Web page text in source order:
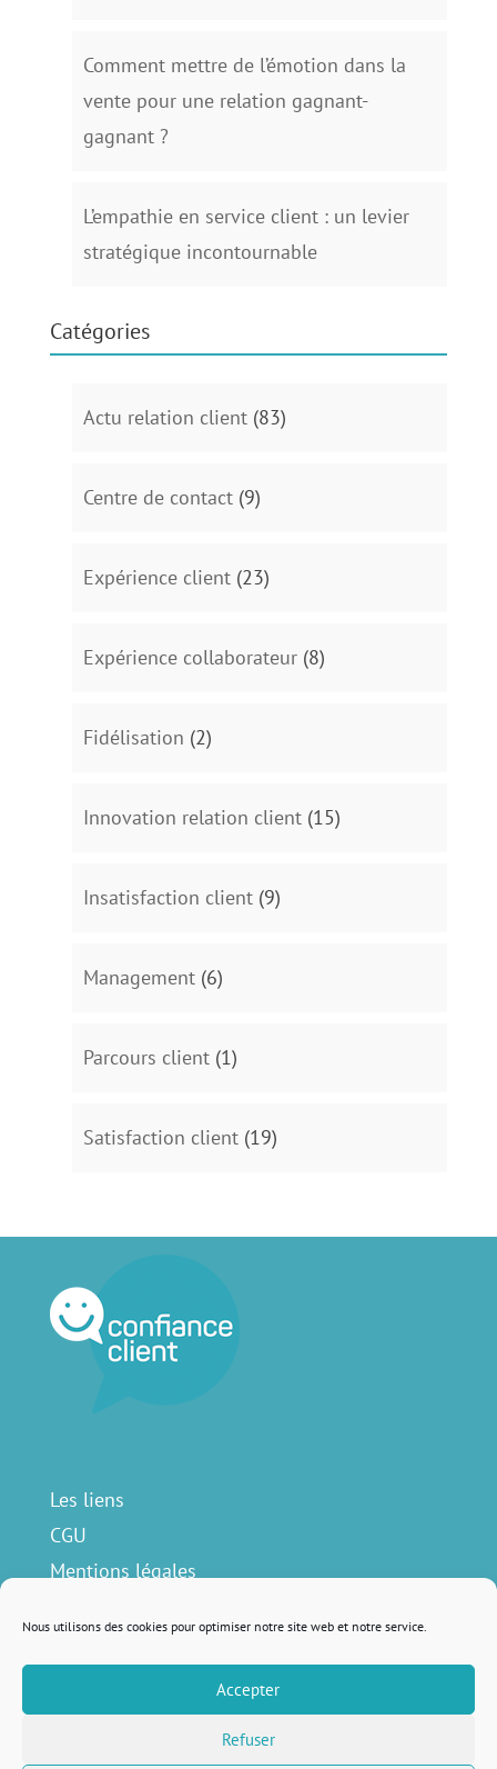
Nous utilisons des cookies pour optimiser notre site web et notre service.
Accepter
Refuser
Comment mettre de l’émotion dans la
vente pour une relation gagnant-
gagnant ?
L’empathie en service client : un levier
stratégique incontournable
Catégories
Actu relation client(83)
Centre de contact(9)
Expérience client(23)
Expérience collaborateur(8)
Fidélisation (2)
Innovation relation client(15)
Insatisfaction client(9)
Management(6)
Parcours client(1)
Satisfaction client(19)
Les liens
CGU
Mentions légales